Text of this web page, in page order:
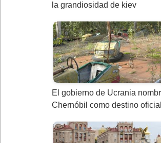
la grandiosidad de kiev
El gobierno de Ucrania
Chernóbil como destino oficial